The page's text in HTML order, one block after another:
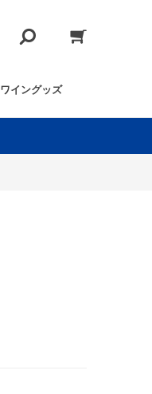
ワイングッズ